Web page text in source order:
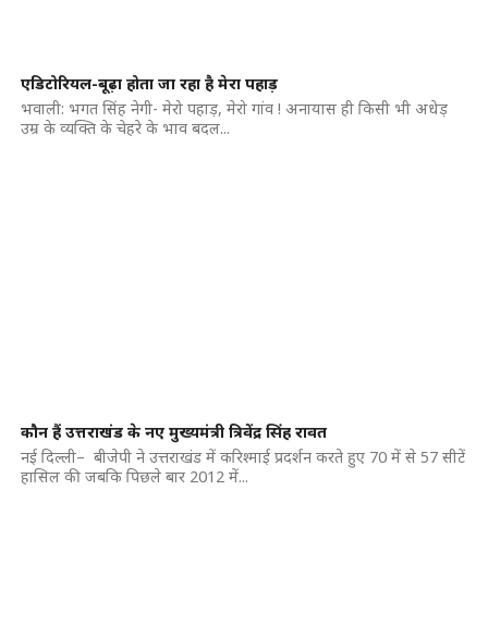
एडिटोरियल-बूढ़ा होता जा रहा है मेरा पहाड़
भवाली: भगत सिंह नेगी- मेरो पहाड़, मेरो गांव ! अनायास ही किसी भी अधेड़
उम्र के व्यक्ति के चेहरे के भाव बदल...
कौन हैं उत्तराखंड के नए मुख्यमंत्री त्रिवेंद्र सिंह रावत
नई दिल्ली– बीजेपी ने उत्तराखंड में करिश्माई प्रदर्शन करते हुए 70 में से 57 सीटें
हासिल की जबकि पिछले बार 2012 में...